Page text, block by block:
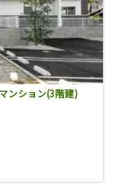
ンション(3階建)